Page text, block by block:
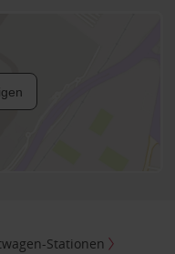
Stationen